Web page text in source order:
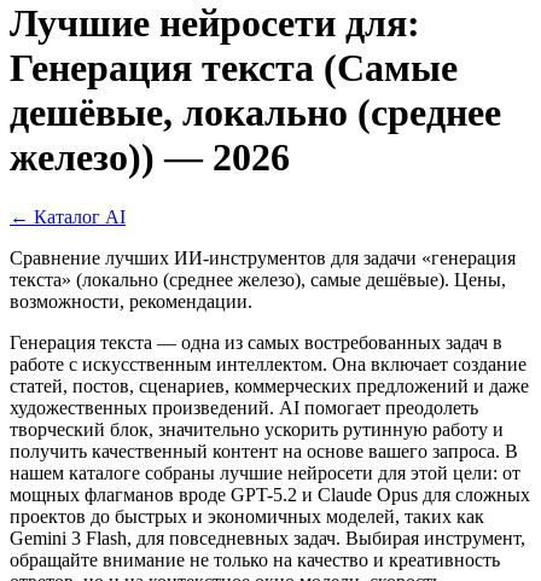
Лучшие нейросети для:
Генерация текста (Самые
дешёвые, локально (среднее
железо)) — 2026
← Каталог AI
Сравнение лучших ИИ-инструментов для задачи «генерация
текста» (локально (среднее железо), самые дешёвые). Цены,
возможности, рекомендации.
Генерация текста — одна из самых востребованных задач в
работе с искусственным интеллектом. Она включает создание
статей, постов, сценариев, коммерческих предложений и даже
художественных произведений. AI помогает преодолеть
творческий блок, значительно ускорить рутинную работу и
получить качественный контент на основе вашего запроса. В
нашем каталоге собраны лучшие нейросети для этой цели: от
мощных флагманов вроде GPT-5.2 и Claude Opus для сложных
проектов до быстрых и экономичных моделей, таких как
Gemini 3 Flash, для повседневных задач. Выбирая инструмент,
обращайте внимание не только на качество и креативность